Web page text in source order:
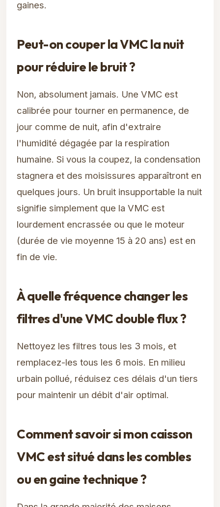
gaines.
Peut-on couper la VMC la nuit
pour réduire le bruit ?
Non, absolument jamais. Une VMC est
calibrée pour tourner en permanence, de
jour comme de nuit, afin d'extraire
l'humidité dégagée par la respiration
humaine. Si vous la coupez, la condensation
stagnera et des moisissures apparaîtront en
quelques jours. Un bruit insupportable la nuit
signifie simplement que la VMC est
lourdement encrassée ou que le moteur
(durée de vie moyenne 15 à 20 ans) est en
fin de vie.
À quelle fréquence changer les
filtres d'une VMC double flux ?
Nettoyez les filtres tous les 3 mois, et
remplacez-les tous les 6 mois. En milieu
urbain pollué, réduisez ces délais d'un tiers
pour maintenir un débit d'air optimal.
Comment savoir si mon caisson
VMC est situé dans les combles
ou en gaine technique ?